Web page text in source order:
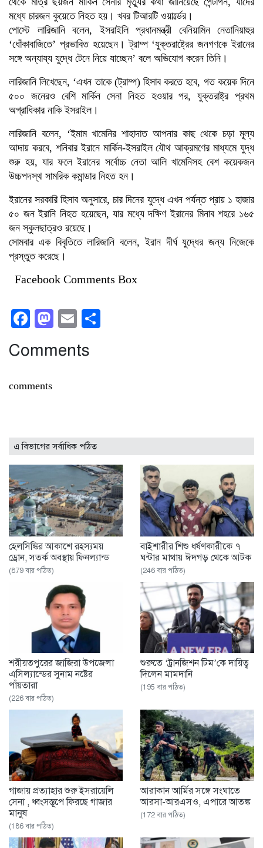
মধ্যে চারজন কুয়েতে নিহত হয়। খবর টিআরটি ওয়ার্ল্ডের।
পোস্টে লারিজানি বলেন, ইসরাইলি প্রধানমন্ত্রী বেনিয়ামিন নেতানিয়াহুর
‘ধোঁকাবাজিতে’ প্রভাবিত হয়েছেন। ট্রাম্প ‘যুক্তরাষ্ট্রের জনগণকে ইরানের
সঙ্গে অন্যায্য যুদ্ধে টেনে নিয়ে যাচ্ছেন’ বলে অভিযোগ করেন তিনি।
লারিজানি লিখেছেন, ‘এখন তাকে (ট্রাম্প) হিসাব করতে হবে, গত কয়েক দিনে
৫০০ জনেরও বেশি মার্কিন সেনা নিহত হওয়ার পর, যুক্তরাষ্ট্র প্রথম
অগ্রাধিকার নাকি ইসরাইল।
লারিজানি বলেন, ‘ইমাম খামেনির শাহাদাত আপনার কাছ থেকে চড়া মূল্য
আদায় করবে, শনিবার ইরানে মার্কিন-ইসরাইল যৌথ আক্রমণের মাধ্যমে যুদ্ধ
শুরু হয়, যার ফলে ইরানের সর্বোচ্চ নেতা আলি খামেনিসহ বেশ কয়েকজন
উচ্চপদস্থ সামরিক কমান্ডার নিহত হন।
ইরানের সরকারি হিসাব অনুসারে, চার দিনের যুদ্ধে এখন পর্যন্ত প্রায় ১ হাজার
৫০ জন ইরানি নিহত হয়েছেন, যার মধ্যে দক্ষিণ ইরানের মিনাব শহরে ১৬৫
জন স্কুলছাত্রও রয়েছে।
সোমবার এক বিবৃতিতে লারিজানি বলেন, ইরান দীর্ঘ যুদ্ধের জন্য নিজেকে
প্রস্তুত করেছে।
Facebook Comments Box
Facebook
Mastodon
Email
Comments
comments
এ বিভাগের সর্বাধিক পঠিত
হেলসিঙ্কির আকাশে রহস্যময়
ড্রোন, সতর্ক অবস্থায় ফিনল্যান্ড
(879 বার পঠিত)
বাইশারীর শিশু ধর্ষণকারীকে ৭
ঘন্টার মাথায় ঈদগড় থেকে আটক
(246 বার পঠিত)
শরীয়তপুরের জাজিরা উপজেলা
এসিল্যান্ডের সুনাম নষ্টের
পাঁয়তারা
(226 বার পঠিত)
শুরুতে ‘ট্রানজিশন টিম’কে দায়িত্ব
দিলেন মামদানি
(195 বার পঠিত)
গাজায় প্রত্যাহার শুরু ইসরায়েলি
সেনা , ধ্বংসস্তূপে ফিরছে গাজার
মানুষ
(186 বার পঠিত)
আরাকান আর্মির সঙ্গে সংঘাতে
আরসা-আরএসও, এপারে আতঙ্ক
(172 বার পঠিত)